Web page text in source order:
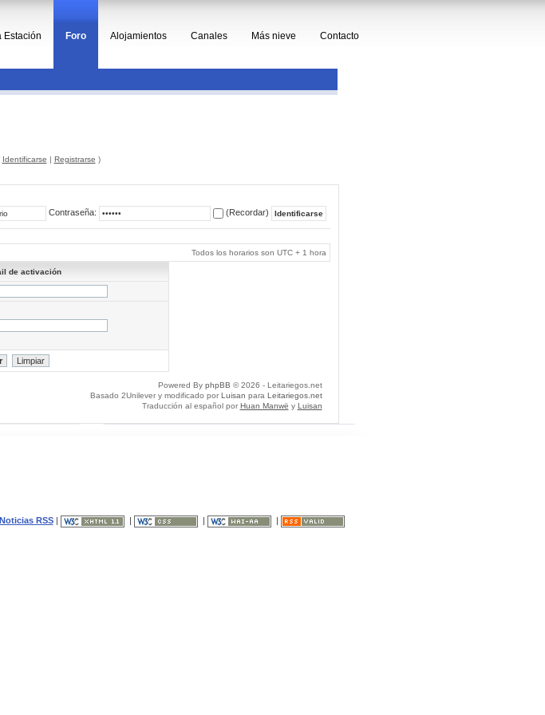
Estación Foro Alojamientos Canales Más nieve Contacto
Identificarse | Registrarse )
Contraseña: (Recordar)
Todos los horarios son UTC + 1 hora
de activación
Powered By phpBB © 2026 - Leitariegos.net
Basado 2Unilever y modificado por Luisan para Leitariegos.net
Traducción al español por Huan Manwë y Luisan
Noticias RSS|